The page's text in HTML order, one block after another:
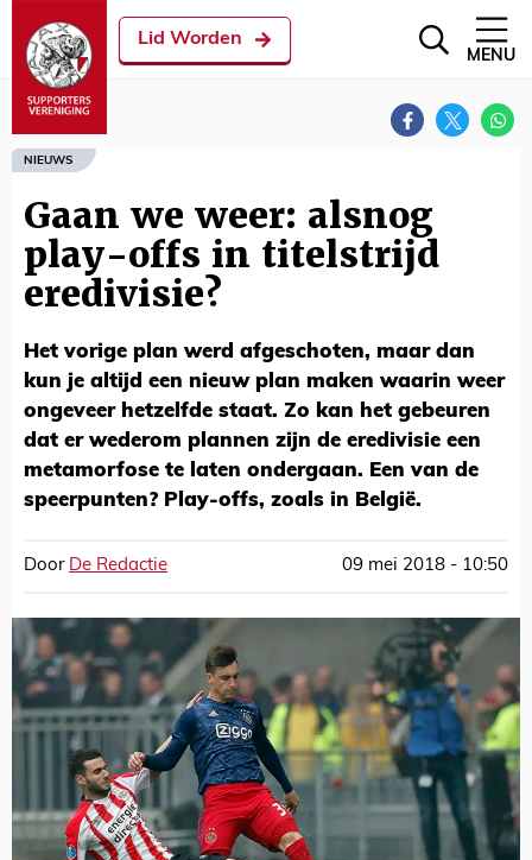
Lid Worden
MENU
NIEUWS
Gaan we weer: alsnog
play-offs in titelstrijd
eredivisie?
Het vorige plan werd afgeschoten, maar dan
kun je altijd een nieuw plan maken waarin weer
ongeveer hetzelfde staat. Zo kan het gebeuren
dat er wederom plannen zijn de eredivisie een
metamorfose te laten ondergaan. Een van de
speerpunten? Play-offs, zoals in België.
Door De Redactie 09 mei 2018 - 10:50